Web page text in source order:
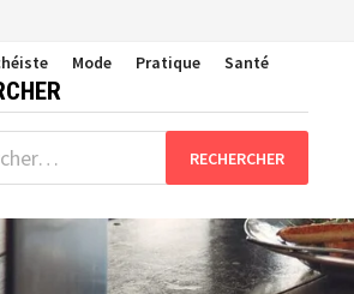
Mode Pratique
Santé
: